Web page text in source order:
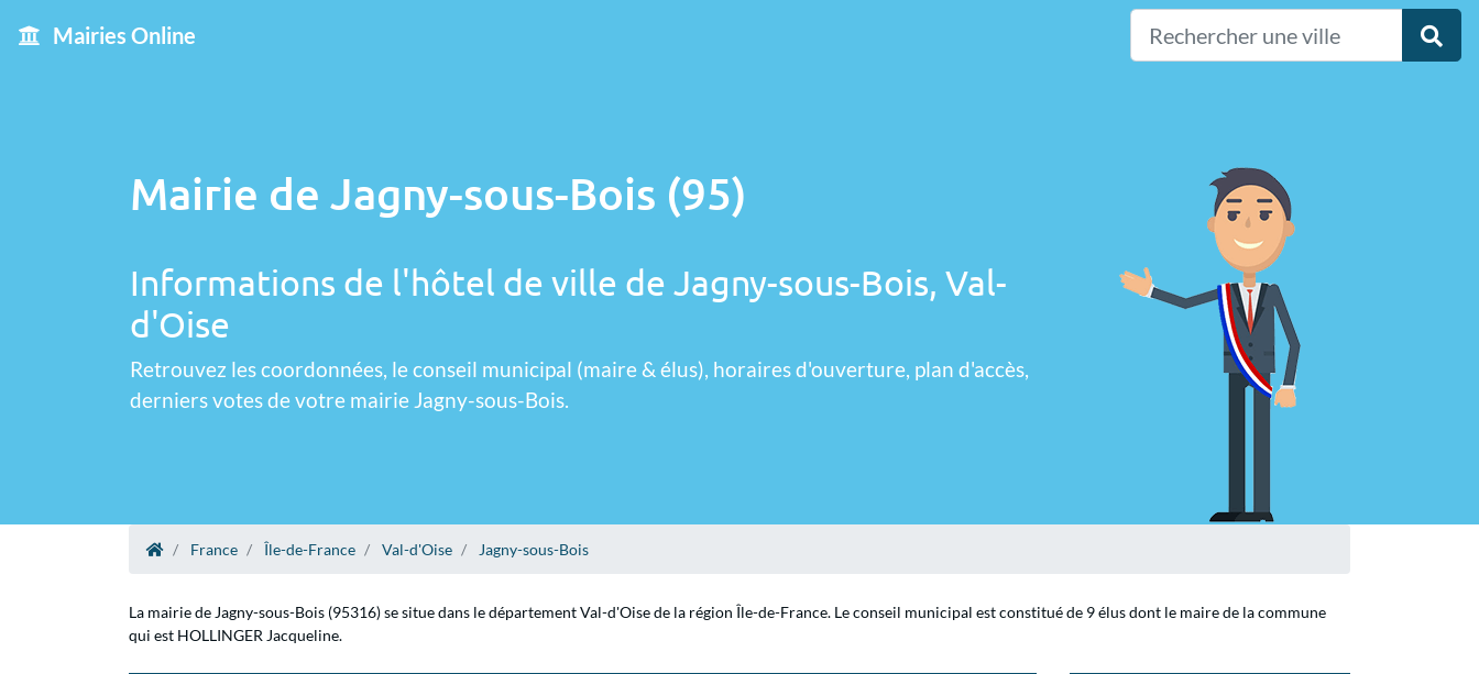
Mairies Online
Mairie de Jagny-sous-Bois (95)
Informations de l'hôtel de ville de Jagny-sous-Bois, Val-
d'Oise
Retrouvez les coordonnées, le conseil municipal (maire & élus), horaires d'ouverture, plan d'accès,
derniers votes de votre mairie Jagny-sous-Bois.
France Île-de-France Val-d'Oise Jagny-sous-Bois
La mairie de Jagny-sous-Bois (95316) se situe dans le département Val-d'Oise de la région Île-de-France. Le conseil municipal est constitué de 9 élus dont le maire de la commune
qui est HOLLINGER Jacqueline.